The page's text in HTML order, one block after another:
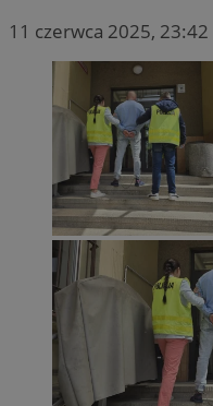
11 czerwca 2025, 23:42